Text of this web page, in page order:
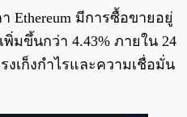
Ethereum มีการซื้อขายอยู่
มขึ้นกว่า 4.43% ภายใน 24
เก็งกำไรและความเชื่อมั่น